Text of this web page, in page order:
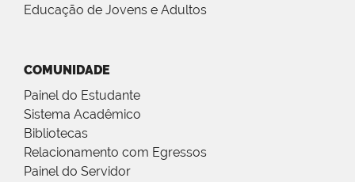
Educação de Jovens e Adultos
COMUNIDADE
Painel do Estudante
Sistema Acadêmico
Bibliotecas
Relacionamento com Egressos
Painel do Servidor